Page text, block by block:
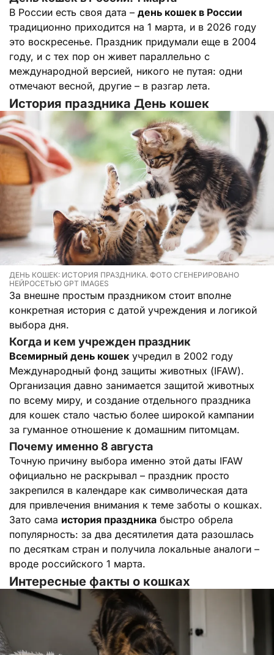
В России есть своя дата – день кошек в России
традиционно приходится на 1 марта, и в 2026 году
это воскресенье. Праздник придумали еще в 2004
году, и с тех пор он живет параллельно с
международной версией, никого не путая: одни
отмечают весной, другие – в разгар лета.
История праздника День кошек
ДЕНЬ КОШЕК: ИСТОРИЯ ПРАЗДНИКА. ФОТО СГЕНЕРИРОВАНО
НЕЙРОСЕТЬЮ GPT IMAGES
За внешне простым праздником стоит вполне
конкретная история с датой учреждения и логикой
выбора дня.
Когда и кем учрежден праздник
Всемирный день кошек учредил в 2002 году
Международный фонд защиты животных (IFAW).
Организация давно занимается защитой животных
по всему миру, и создание отдельного праздника
для кошек стало частью более широкой кампании
за гуманное отношение к домашним питомцам.
Почему именно 8 августа
Точную причину выбора именно этой даты IFAW
официально не раскрывал – праздник просто
закрепился в календаре как символическая дата
для привлечения внимания к теме заботы о кошках.
Зато сама история праздника быстро обрела
популярность: за два десятилетия дата разошлась
по десяткам стран и получила локальные аналоги –
вроде российского 1 марта.
Интересные факты о кошках